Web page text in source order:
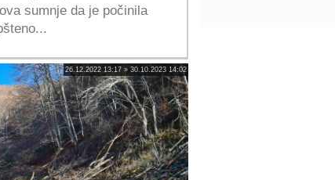
sumnje da je počinila
26.12.2022 13:17 » 30.10.2023 14:02